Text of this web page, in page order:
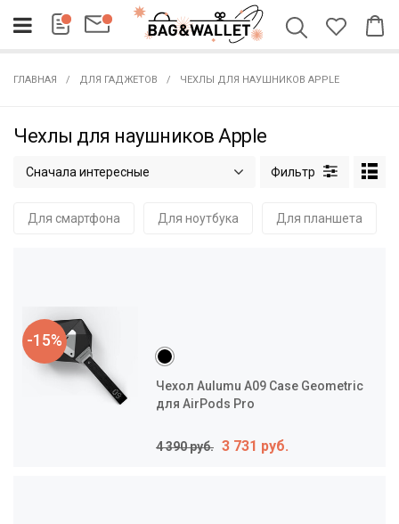
ГЛАВНАЯ ДЛЯ ГАДЖЕТОВ ЧЕХЛЫ ДЛЯ НАУШНИКОВ APPLE
Чехлы для наушников Apple
Сначала интересные
Для смартфона Для ноутбука Для планшета
-15%
Чехол Aulumu A09 Case Geometric
для AirPods Pro
4 390 руб. 3 731 руб.